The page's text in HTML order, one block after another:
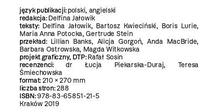
język publikacji:polski, angielski
redakcja:Delfina Jałowik
teksty: Delfina Jałowik, Bartosz Kwieciński, Boris Lurie,
Maria Anna Potocka, Gertrude Stein
przekład: Lillian Banks, Alicja Gorgoń, Anda MacBride,
Barbara Ostrowska, Magda Witkowska
projekt graficzny, DTP:Rafał Sosin
recenzenci:dr Łucja Piekarska-Duraj, Teresa
Śmiechowska
format: 210 × 270 mm
liczba stron:288
ISBN:978-83-65851-21-5
Kraków 2019